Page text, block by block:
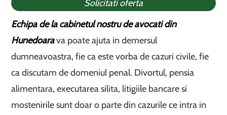
Solicitati oferta
Echipa de la cabinetul nostru de avocati din
Hunedoarava poate ajuta in demersul
dumneavoastra, fie ca este vorba de cazuri civile, fie
ca discutam de domeniul penal. Divortul, pensia
alimentara, executarea silita, litigiile bancare si
mostenirile sunt doar o parte din cazurile ce intra in